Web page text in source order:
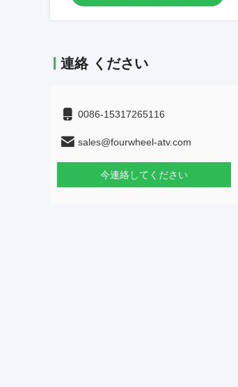
連絡 ください
0086-15317265116
sales@fourwheel-atv.com
今連絡してください